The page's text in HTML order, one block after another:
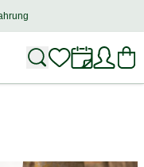
Erfahrung